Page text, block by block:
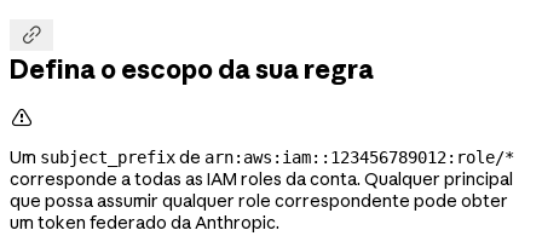

Defina o escopo da sua regra

Um subject_prefixde arn:aws:iam::123456789012:role/*
corresponde a todas as IAM roles da conta. Qualquer principal
que possa assumir qualquer role correspondente pode obter
um token federado da Anthropic.